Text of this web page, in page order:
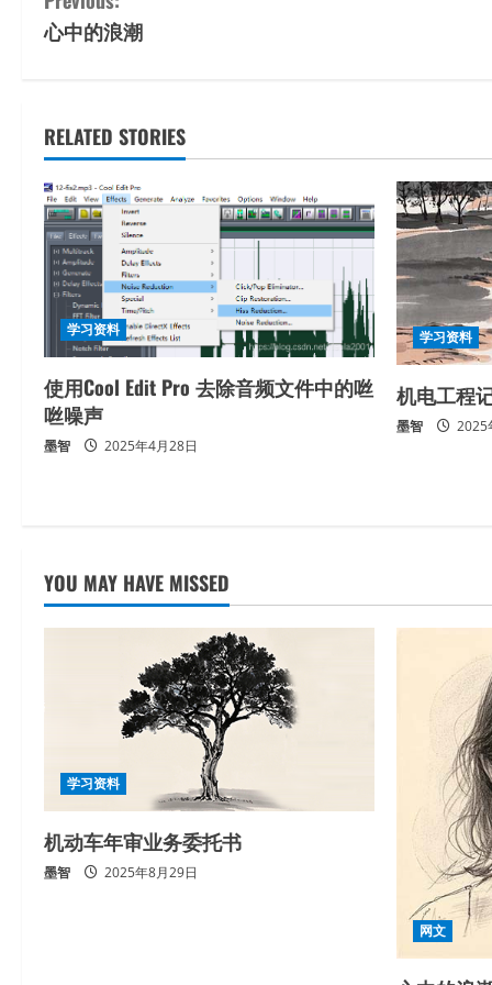
o
t
i
n
u
R
e
a
n
心中的浪潮
RELATED STORIES
学习资料
使用Cool Edit Pro 去除音频文件中的咝
咝噪声
墨智 2025年4月28日
学习资料
机电工程
墨智 2025
YOU MAY HAVE MISSED
学习资料
机动车年审业务委托书
墨智 2025年8月29日
网文